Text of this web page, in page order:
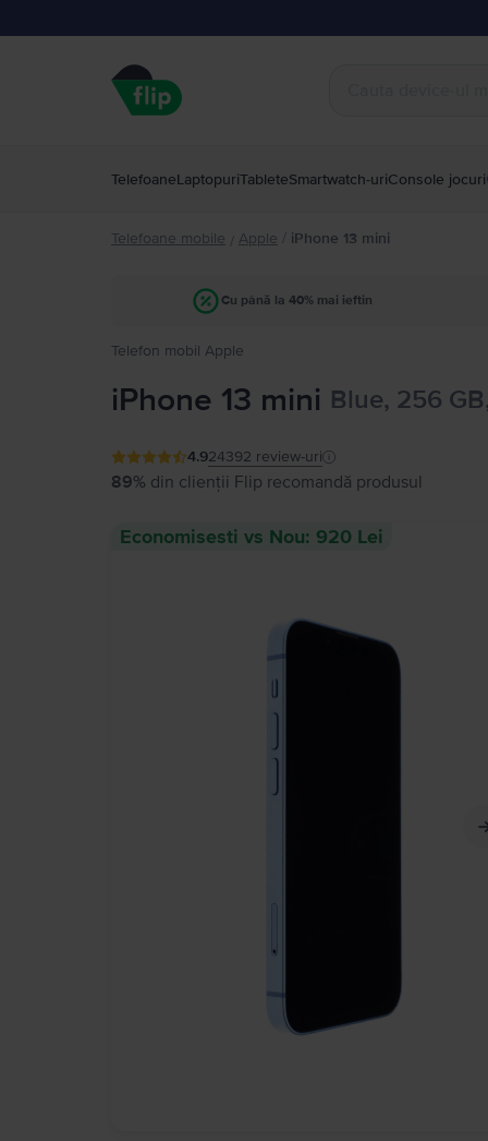
TelefoaneLaptopuriTableteSmartwatch-uriConsole jocuri
Telefoane mobile / Apple / iPhone 13 mini
Cu până la 40% mai ieftin
Telefon mobil Apple
iPhone 13 mini Blue, 256
4.924392 review-uri
89% din clienții Flip recomandă produsul
Economisesti vs Nou: 920 Lei